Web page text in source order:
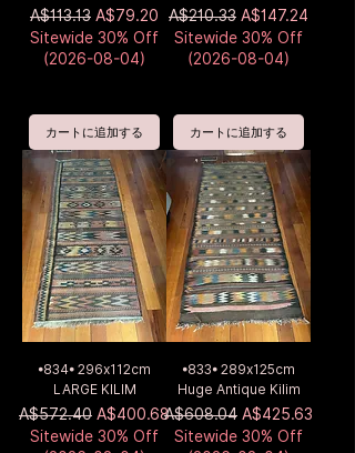
通常価格
A$113.13 セール価格
A$79.20
Sitewide 30% Off
(2026-08-04)
カートに追加する
通常価格
A$210.33 セール価格
A$147.24
Sitewide 30% Off
(2026-08-04)
カートに追加する
•834• 296x112cm
LARGE KILIM
通常価格
A$572.40 セール価格
A$400.68
Sitewide 30% Off
•833• 289x125cm
Huge Antique Kilim
通常価格
A$608.04 セール価格
A$425.63
Sitewide 30% Off